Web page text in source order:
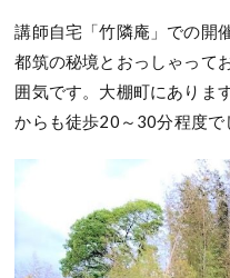
講師自宅「竹隣庵」での開
都筑の秘境とおっしゃって
囲気です。大棚町にありま
からも徒歩20～30分程度で